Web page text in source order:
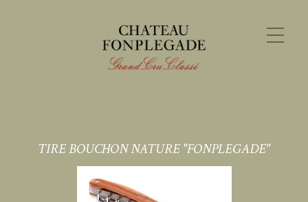
TIRE BOUCHON NATURE "FONPLEGADE"